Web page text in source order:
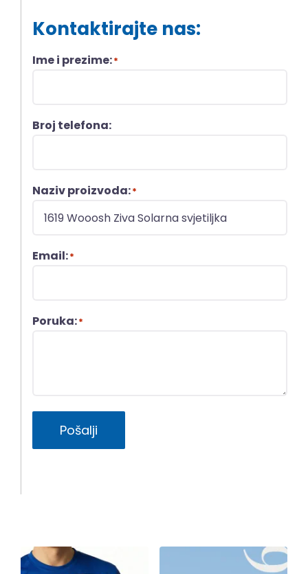
Kontaktirajte nas:
Ime i prezime:*
Broj telefona:
Naziv proizvoda:*
Email:*
Poruka:*
Pošalji